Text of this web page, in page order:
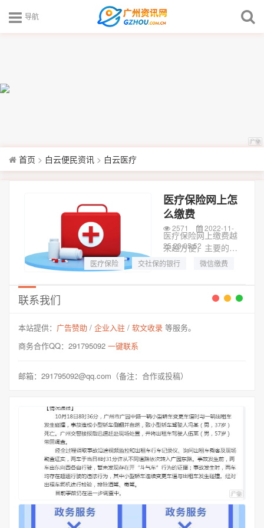
导航
首页 > 白云便民资讯 > 白云医疗
医疗保险网上怎
么缴费
医疗保险网上缴费越
来越方便，主要的交
费方式有以下几种：
规定交社保的银行，
APP，点击下面菜单
的【生活】—...
2571
2022-11-
25 23:05:52
医疗保险
交社保的银行 微信缴费
联系我们
本站提供： 广告赞助 / 企业入驻 / 软文收录 等服务。
商务合作QQ：291795092 一键联系
邮箱：291795092@qq.com（备注：合作或投稿）